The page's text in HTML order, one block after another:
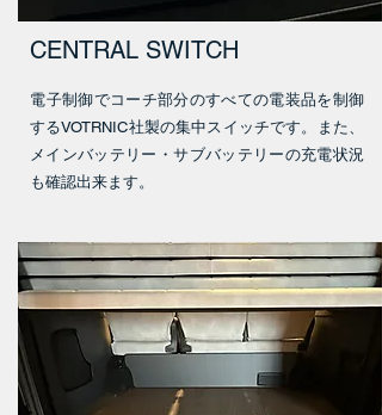
CENTRAL SWITCH
​電子制御でコーチ部分のすべての電装品を制御
するVOTRNIC社製の集中スイッチです。また、
メインバッテリー・サブバッテリーの充電状況
も確認出来ます。